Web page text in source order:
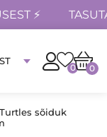
⚡
0 0
sõiduk